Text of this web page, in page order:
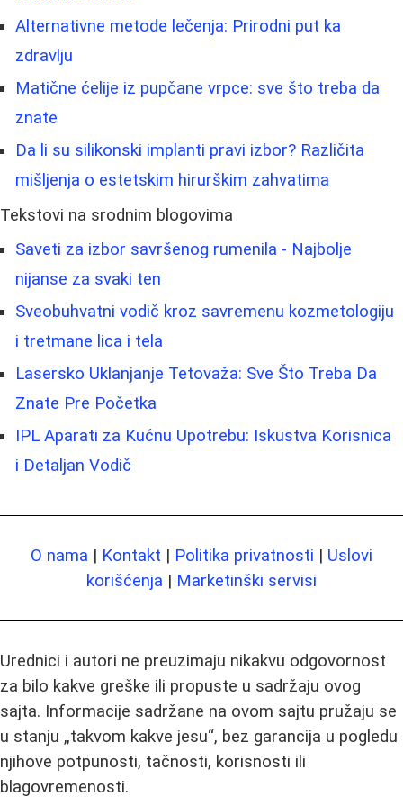
Alternativne metode lečenja: Prirodni put ka
zdravlju
Matične ćelije iz pupčane vrpce: sve što treba da
znate
Da li su silikonski implanti pravi izbor? Različita
mišljenja o estetskim hirurškim zahvatima
Tekstovi na srodnim blogovima
Saveti za izbor savršenog rumenila - Najbolje
nijanse za svaki ten
Sveobuhvatni vodič kroz savremenu kozmetologiju
i tretmane lica i tela
Lasersko Uklanjanje Tetovaža: Sve Što Treba Da
Znate Pre Početka
IPL Aparati za Kućnu Upotrebu: Iskustva Korisnica
i Detaljan Vodič
O nama | Kontakt | Politika privatnosti | Uslovi
korišćenja | Marketinški servisi
Urednici i autori ne preuzimaju nikakvu odgovornost
za bilo kakve greške ili propuste u sadržaju ovog
sajta. Informacije sadržane na ovom sajtu pružaju se
u stanju „takvom kakve jesu“, bez garancija u pogledu
njihove potpunosti, tačnosti, korisnosti ili
blagovremenosti.